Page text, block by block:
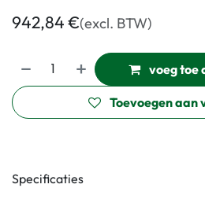
942,84€(excl. BTW)
voeg toe
Toevoegen aan
Specificaties